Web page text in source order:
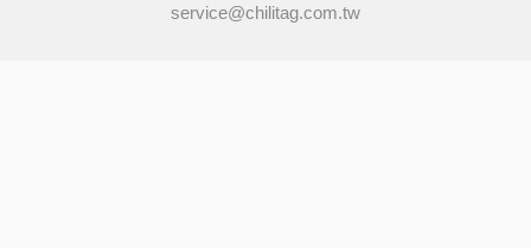
service@chilitag.com.tw